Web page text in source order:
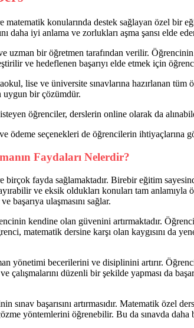
konularında destek sağlayan özel bir
daha iyi anlama ve zorlukları aşma şansı elde
uzman bir öğretmen tarafından verilir.
ve hedeflenen başarıyı elde etmek için
lise ve üniversite sınavlarına hazırlanan
uygun bir çözümdür.
öğrenciler, derslerin online olarak da
ödeme seçenekleri de öğrencilerin
Faydaları Nelerdir?
fayda sağlamaktadır. Birebir eğitim
ve eksik oldukları konuları tam
başarıya ulaşmasını sağlar.
kendine olan güvenini artırmaktadır.
matematik dersine karşı olan kaygısını
yönetimi becerilerini ve disiplinini artırır.
çalışmalarını düzenli bir şekilde yapması da
sınav başarısını artırmasıdır. Matematik özel
yöntemlerini öğrenebilir. Bu da sınavda daha